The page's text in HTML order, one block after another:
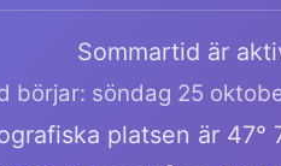
Sommartid är
börjar: söndag 25
platsen är 47°